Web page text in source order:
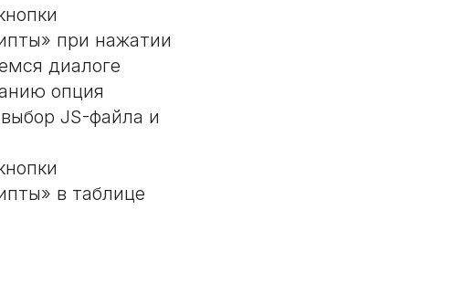
при нажатии
диалоге
опция
JS-файла и
в таблице